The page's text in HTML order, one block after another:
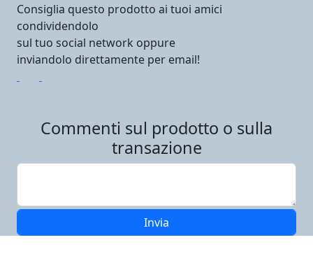
Consiglia questo prodotto ai tuoi amici
condividendolo
sul tuo social network oppure
inviandolo direttamente per email!
Commenti sul prodotto o sulla
transazione